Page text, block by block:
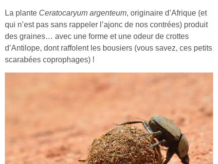
La plante Ceratocaryum argenteum, originaire d’Afrique (et
qui n’est pas sans rappeler l’ajonc de nos contrées) produit
des graines… avec une forme et une odeur de crottes
d’Antilope, dont raffolent les bousiers (vous savez, ces petits
scarabées coprophages) !